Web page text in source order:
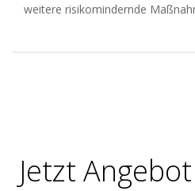
weitere risikomindernde
Jetzt